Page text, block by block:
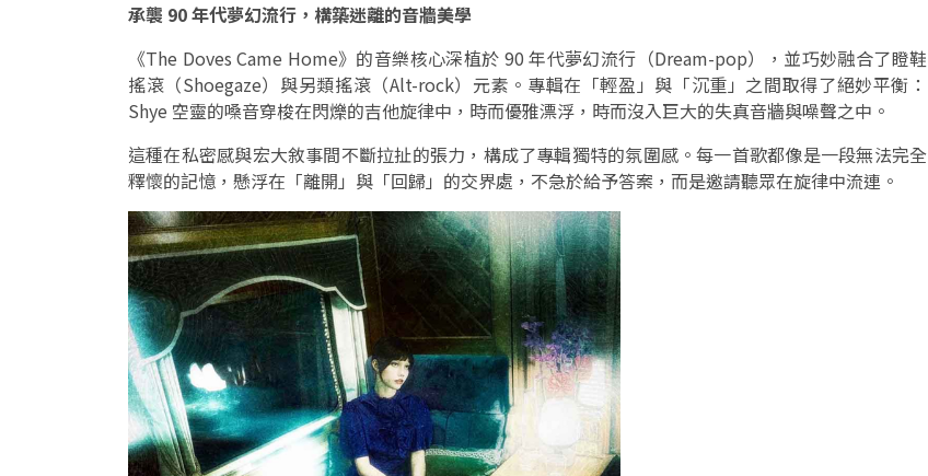
承襲 90 年代夢幻流行，構築迷離的音牆美學
《The Doves Came Home》的音樂核心深植於 90 年代夢幻流行（Dream-pop），並巧妙融合了瞪鞋
搖滾（Shoegaze）與另類搖滾（Alt-rock）元素。專輯在「輕盈」與「沉重」之間取得了絕妙平衡：
Shye 空靈的嗓音穿梭在閃爍的吉他旋律中，時而優雅漂浮，時而沒入巨大的失真音牆與噪聲之中。
這種在私密感與宏大敘事間不斷拉扯的張力，構成了專輯獨特的氛圍感。每一首歌都像是一段無法完全
釋懷的記憶，懸浮在「離開」與「回歸」的交界處，不急於給予答案，而是邀請聽眾在旋律中流連。